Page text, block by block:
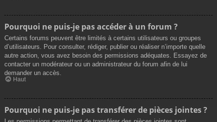
Pourquoi ne puis-je pas accéder à un forum ?
Certains forums peuvent être limités à certains utilisateurs ou groupes
d’utilisateurs. Pour consulter, rédiger, publier ou réaliser n’importe quelle
autre action, vous avez besoin des permissions adéquates. Essayez de
contacter un modérateur ou un administrateur du forum afin de lui
demander un accès.
Haut
Pourquoi ne puis-je pas transférer de pièces jointes ?